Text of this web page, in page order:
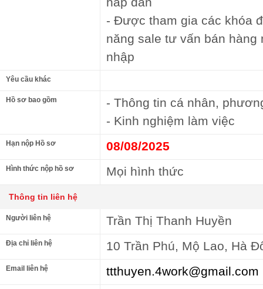
- Được tham gia các khóa
năng sale tư vấn bán
nhập
Yêu cầu khác
Hồ sơ bao gồm
- Thông tin cá nhân,
- Kinh nghiệm làm việc
Hạn nộp Hồ sơ 08/08/2025
Hình thức nộp hồ sơ Mọi hình thức
Thông tin liên hệ
Người liên hệ Trần Thị Thanh Huyền
Địa chỉ liên hệ 10 Trần Phú, Mộ Lao, Hà
Email liên hệ ttthuyen.4work@gmail.com